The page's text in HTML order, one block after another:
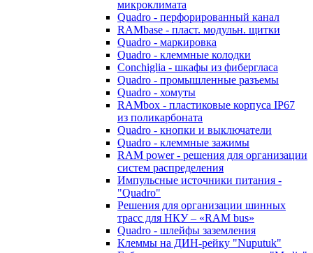
микроклимата
Quadro - перфорированный канал
RAMbase - пласт. модульн. щитки
Quadro - маркировка
Quadro - клеммные колодки
Conchiglia - шкафы из фибергласа
Quadro - промышленные разъемы
Quadro - хомуты
RAMbox - пластиковые корпуса IP67
из поликарбоната
Quadro - кнопки и выключатели
Quadro - клеммные зажимы
RAM power - решения для организации
систем распределения
Импульсные источники питания -
"Quadro"
Решения для организации шинных
трасс для НКУ – «RAM bus»
Quadro - шлейфы заземления
Клеммы на ДИН-рейку "Nuputuk"